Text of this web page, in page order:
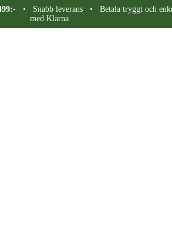
• Snabb leverans • Betala tryggt och
med Klarna